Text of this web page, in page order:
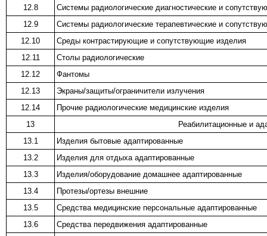
12.8
Системы радиологические диагностические и
12.9
Системы радиологические терапевтические и
12.10
Среды контрастирующие и сопутствующие изделия
12.11
Столы радиологические
12.12
Фантомы
12.13
Экраны/защиты/ограничители излучения
12.14
Прочие радиологические медицинские изделия
13
Реабилитационные и
13.1
Изделия бытовые адаптированные
13.2
Изделия для отдыха адаптированные
13.3
Изделия/оборудование домашнее адаптированные
13.4
Протезы/ортезы внешние
13.5
Средства медицинские персональные адаптированные
13.6
Средства передвижения адаптированные